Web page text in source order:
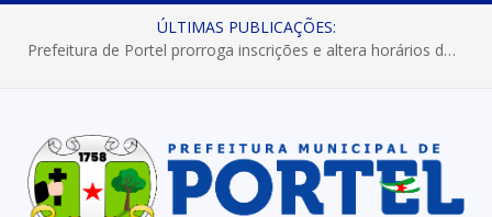
ÚLTIMAS PUBLICAÇÕES:
Prefeitura de Portel prorroga inscrições e altera horários dos concursos “Musa” e “Miss Mix Verão 2026”